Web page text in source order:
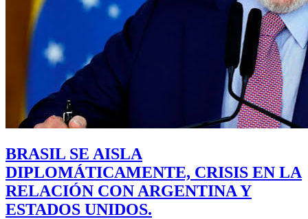
BRASIL SE AISLA
DIPLOMÁTICAMENTE, CRISIS EN LA
RELACIÓN CON ARGENTINA Y
ESTADOS UNIDOS.